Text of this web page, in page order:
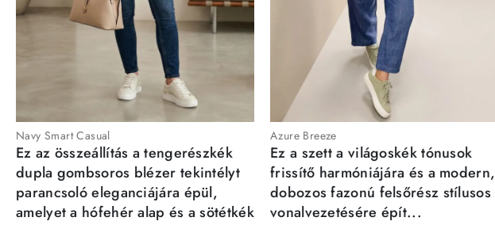
Navy Smart Casual
Ez az összeállítás a tengerészkék
dupla gombsoros blézer tekintélyt
parancsoló eleganciájára épül,
amelyet a hófehér alap és a sötétkék
Azure Breeze
Ez a szett a világoskék tónusok
frissítő harmóniájára és a modern,
dobozos fazonú felsőrész stílusos
vonalvezetésére épít...